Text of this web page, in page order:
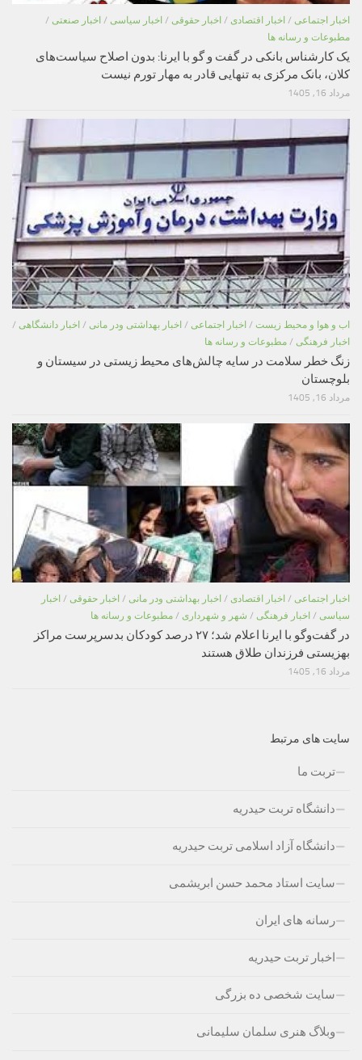
اخبار اجتماعی / اخبار اقتصادی / اخبار حقوقی / اخبار سیاسی / اخبار صنعتی /
مطبوعات و رسانه ها
یک کارشناس بانکی در گفت و گو با ایرنا: بدون اصلاح سیاست‌های
کلان، بانک مرکزی به تنهایی قادر به مهار تورم نیست
مرداد 16, 1405
اب و هوا و محیط زیست / اخبار اجتماعی / اخبار بهداشتی ودر مانی / اخبار دانشگاهی /
اخبار فرهنگی / مطبوعات و رسانه ها
زنگ خطر سلامت در سایه چالش‌های محیط زیستی در سیستان و
بلوچستان
مرداد 16, 1405
اخبار اجتماعی / اخبار اقتصادی / اخبار بهداشتی ودر مانی / اخبار حقوقی / اخبار
سیاسی / اخبار فرهنگی / شهر و شهرداری / مطبوعات و رسانه ها
در گفت‌وگو با ایرنا اعلام شد؛ ۲۷ درصد کودکان بدسرپرست مراکز
بهزیستی فرزندان طلاق هستند
مرداد 16, 1405
سایت های مرتبط
تربت ما
دانشگاه تربت حیدریه
دانشگاه آزاد اسلامی تربت حیدریه
سایت استاد محمد حسن ابریشمی
رسانه های ایران
اخبار تربت حیدریه
سایت شخصی ده بزرگی
وبلاگ هنری سلمان سلیمانی